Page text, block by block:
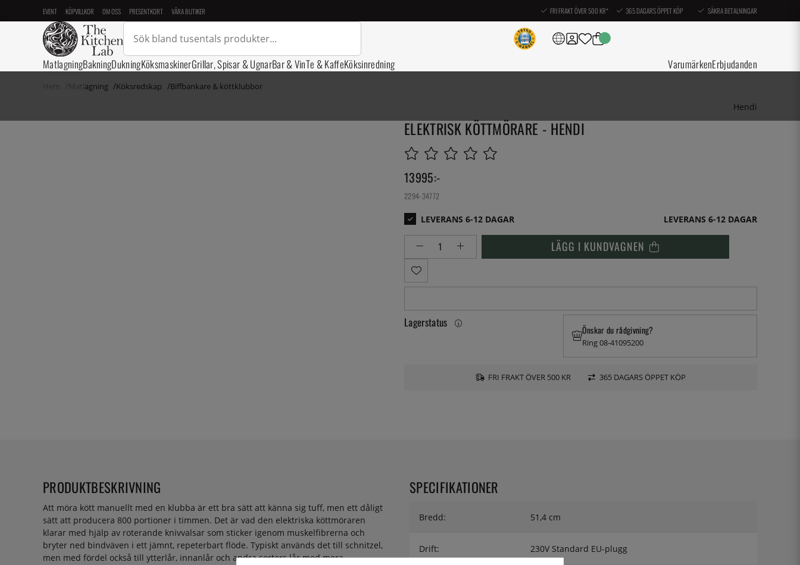
EVENT KÖPVILLKOR OM OSS PRESENTKORT VÅRA BUTIKER FRI FRAKT ÖVER 500 KR* 365 DAGARS ÖPPET KÖP SÄKRA BETALNINGAR
MatlagningBakningDukningKöksmaskinerGrillar, Spisar & UgnarBar & VinTe & KaffeKöksinredning VarumärkenErbjudanden
Matlagning Köksredskap Biffbankare & köttklubbor
Hendi
ELEKTRISK KÖTTMÖRARE - HENDI
13995:-
2294-34772
LEVERANS 6-12 DAGAR
LÄGG I KUNDVAGNEN
Lagerstatus
Önskar du rådgivning?
Ring 08-41095200
FRI FRAKT ÖVER 500 KR 365 DAGARS ÖPPET KÖP
PRODUKTBESKRIVNING
Att möra kött manuellt med en klubba är ett bra sätt att känna sig tuff, men ett dåligt
sätt att producera 800 portioner i timmen. Det är vad den elektriska köttmöraren
klarar med hjälp av roterande knivvalsar som sticker igenom muskelfibrerna och
bryter ned bindväven i ett jämnt, repeterbart flöde. Typiskt används det till schnitzel,
men med fördel också till ytterlår, innanlår och andra sorters lår med mera.
SPECIFIKATIONER
Bredd: 51,4 cm
Drift: 230V Standard EU-plugg